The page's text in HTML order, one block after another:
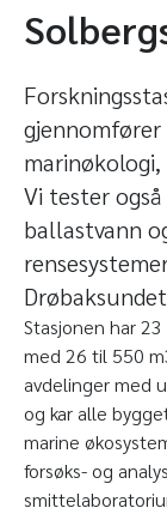
Vi tester
ballastvann
Stasjonen har
med 26 til 550 m
avdelinger med
og kar alle
marine
forsøks- og